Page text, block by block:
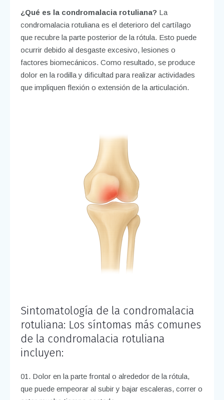
¿Qué es la condromalacia rotuliana? La
condromalacia rotuliana es el deterioro del cartílago
que recubre la parte posterior de la rótula. Esto puede
ocurrir debido al desgaste excesivo, lesiones o
factores biomecánicos. Como resultado, se produce
dolor en la rodilla y dificultad para realizar actividades
que impliquen flexión o extensión de la articulación.
Sintomatología de la condromalacia
rotuliana: Los síntomas más comunes
de la condromalacia rotuliana
incluyen:
Dolor en la parte frontal o alrededor de la rótula,
que puede empeorar al subir y bajar escaleras, correr o